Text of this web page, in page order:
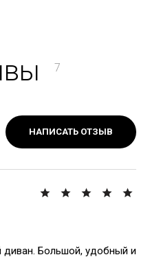
7
НАПИСАТЬ ОТЗЫВ
диван. Большой, удобный и